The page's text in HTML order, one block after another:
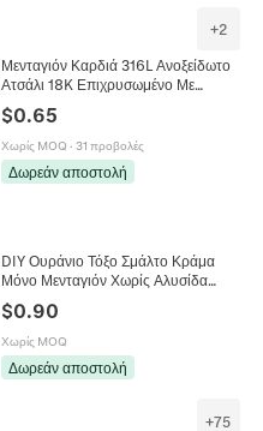
+2
Μενταγιόν Καρδιά 316L Ανοξείδωτο
Ατσάλι 18K Επιχρυσωμένο Με
Ζιργκόν Κομψό Κόσμημα Για
Γυναίκες
$0.65
Χωρίς MOQ · 31 προβολές
Δωρεάν αποστολή
DIY Ουράνιο Τόξο Σμάλτο Κράμα
Μόνο Μενταγιόν Χωρίς Αλυσίδα
Love Wins Καρδιά Charms Για
Κατασκευή Κοσμημάτων Βραχιόλι
Κολιέ
$0.90
Χωρίς MOQ
Δωρεάν αποστολή
+75